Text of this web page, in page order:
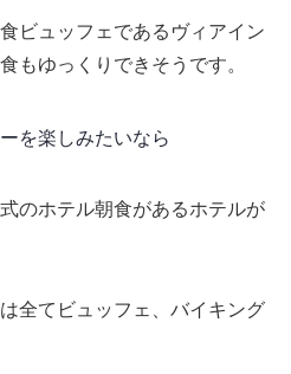
ビュッフェであるヴィアイン
もゆっくりできそうです。
を楽しみたいなら
のホテル朝食があるホテルが
全てビュッフェ、バイキング